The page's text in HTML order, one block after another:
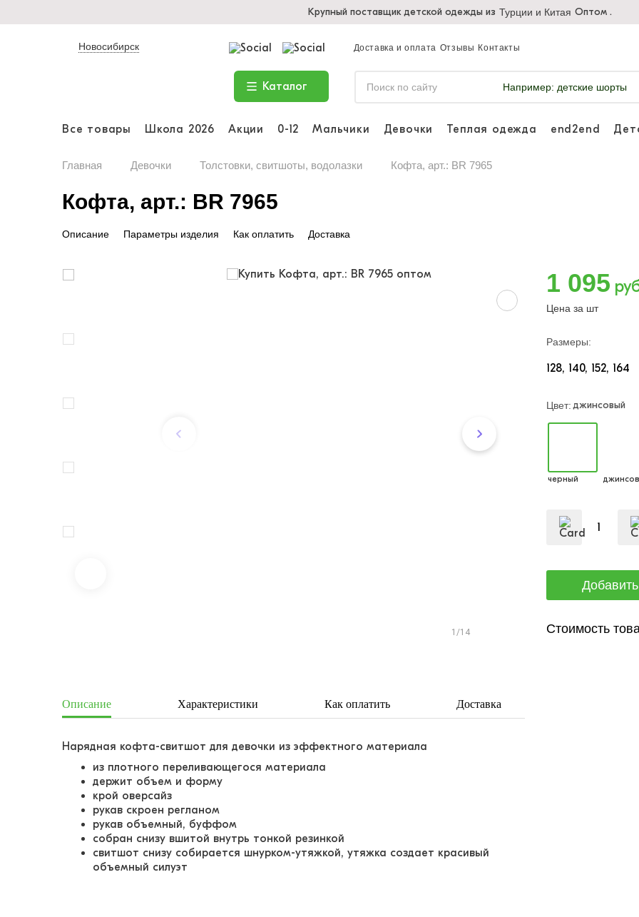
Крупный поставщик детской одежды из Турции и Китая Оптом .
Новосибирск Доставка и оплата Отзывы Контакты
Каталог Например: детские шорты
Все товары Школа 2026 Акции 0-12 Мальчики Девочки Теплая одежда end2end
Главная Девочки Толстовки, свитшоты, водолазки Кофта, арт.: BR 7965
Кофта, арт.: BR 7965
Описание Параметры изделия Как оплатить Доставка
1/14
1 095
Цена за шт
Размеры:
128 140 152 164
Цвет: джинсовый
черный
Стоимость
Описание Характеристики Как оплатить Доставка
Нарядная кофта-свитшот для девочки из эффектного материала
из плотного переливающегося материала
держит объем и форму
крой оверсайз
рукав скроен регланом
рукав объемный, буффом
собран снизу вшитой внутрь тонкой резинкой
свитшот снизу собирается шнурком-утяжкой, утяжка создает красивый
объемный силуэт